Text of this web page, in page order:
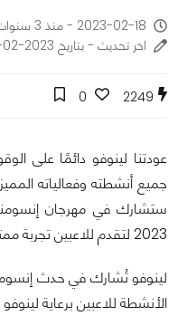
2023-02-18 - منذ 3 سنوات
اخر تحديث - بتاريخ 2023-02-21
2249
0
عودتنا لينوفو دائمًا على
جميع أنشطته وفعالياته
2023 لتقدم للاعبين تجربة ممتعة تُحفر في ذاكرتهم.
لينوفو تُشارك في حدث
الأنشطة للاعبين برعاية